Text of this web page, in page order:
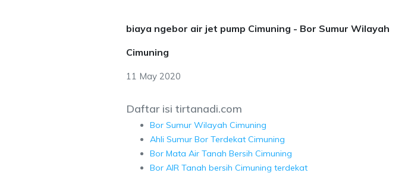
biaya ngebor air jet pump Cimuning - Bor Sumur Wilayah
Cimuning
11 May 2020
Daftar isi tirtanadi.com
Bor Sumur Wilayah Cimuning
Ahli Sumur Bor Terdekat Cimuning
Bor Mata Air Tanah Bersih Cimuning
Bor AIR Tanah bersih Cimuning terdekat